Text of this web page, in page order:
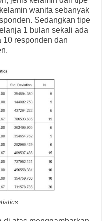
wanita sebanyak
Sedangkan tipe
1 bulan sekali ada
10 responden dan